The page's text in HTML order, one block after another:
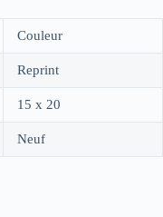
Couleur
Reprint
15 x 20
Neuf